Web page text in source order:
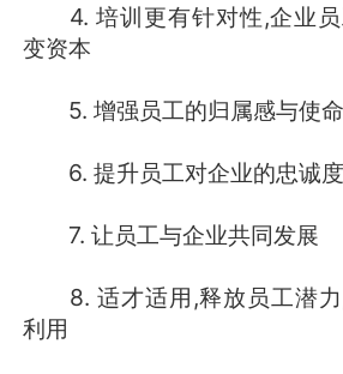
4. 培训更有针对性,企业员
变资本
5. 增强员工的归属感与使
6. 提升员工对企业的忠诚度
7. 让员工与企业共同发展
8. 适才适用,释放员工潜力
利用